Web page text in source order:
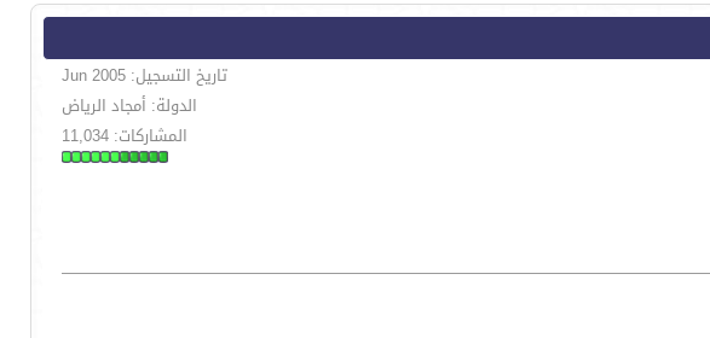
تاريخ التسجيل: Jun 2005
الدولة: أمجاد الرياض
المشاركات: 11,034